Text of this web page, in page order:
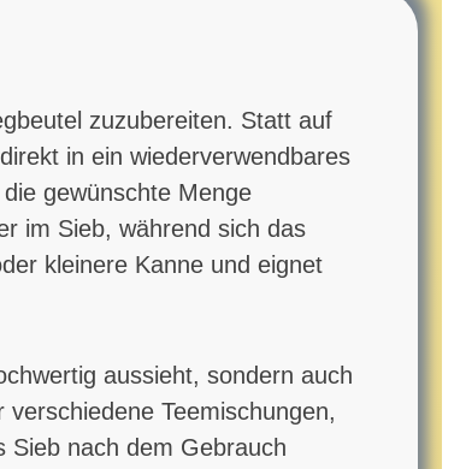
zuzubereiten. Statt auf
in ein wiederverwendbares
gewünschte Menge
im Sieb, während sich das
kleinere Kanne und eignet
aussieht, sondern auch
Teemischungen,
Sieb nach dem Gebrauch